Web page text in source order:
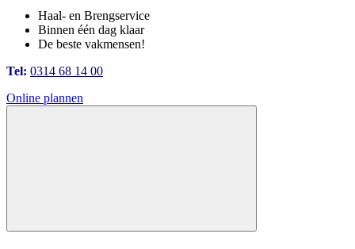
Haal- en Brengservice
Binnen één dag klaar
De beste vakmensen!
Tel: 0314 68 14 00
Online plannen